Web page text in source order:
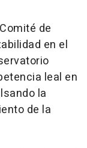
de
en el
leal en
la
de la